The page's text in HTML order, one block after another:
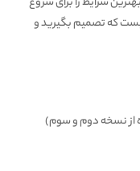
که تصمیم بگیرید و